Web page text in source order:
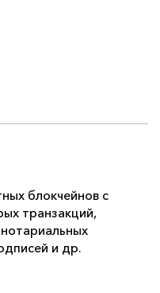
блокчейнов с
транзакций,
и др.